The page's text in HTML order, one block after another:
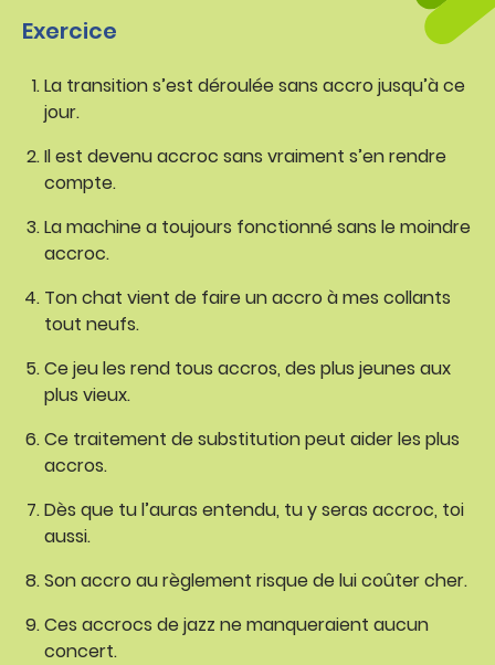
Exercice
La transition s’est déroulée sans accro jusqu’à ce
jour.
Il est devenu accroc sans vraiment s’en rendre
compte.
La machine a toujours fonctionné sans le moindre
accroc.
Ton chat vient de faire un accro à mes collants
tout neufs.
Ce jeu les rend tous accros, des plus jeunes aux
plus vieux.
Ce traitement de substitution peut aider les plus
accros.
Dès que tu l’auras entendu, tu y seras accroc, toi
aussi.
Son accro au règlement risque de lui coûter cher.
Ces accrocs de jazz ne manqueraient aucun
concert.